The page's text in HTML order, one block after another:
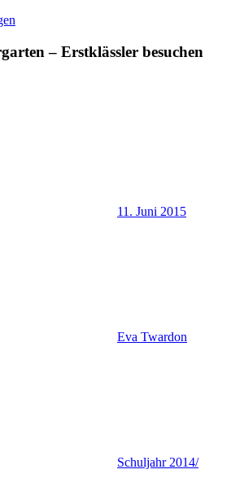
– Erstklässler besuchen
11. Juni 2015
Eva Twardon
Schuljahr 2014/